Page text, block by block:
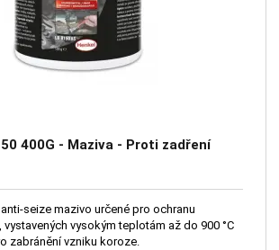
400G - Maziva - Proti zadření
seize mazivo určené pro ochranu
vysokým teplotám až do 900 °C
zabránění vzniku koroze.